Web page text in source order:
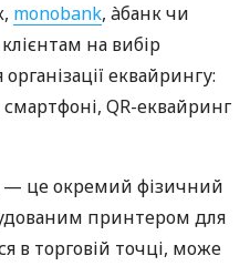
monobank, àбанк чи
на вибір
еквайрингу:
QR-еквайринг
— це окремий фізичний
принтером для
в торговій точці, може